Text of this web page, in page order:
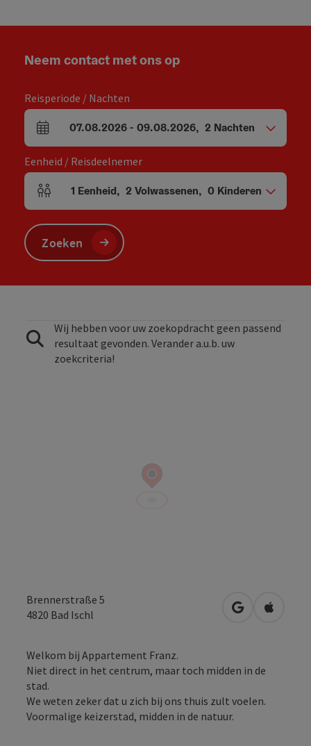
Brennerstraße 5
4820 Bad Ischl Openen in
Welkom bij Appartement Franz.
Niet direct in het centrum, maar toch midden in de
stad.
We weten zeker dat u zich bij ons thuis zult voelen.
Voormalige keizerstad, midden in de natuur.
Neem contact met ons op
Reisperiode / Nachten
Velden voor aankomst en vertrek
07.08.2026- 09.08.2026, 2 Nachten
Eenheid / Reisdeelnemer
Aantal eenheden en persoonsvelden
1 Eenheid, 2 Volwassenen, 0 Kinderen
Zoeken
Wij hebben voor uw zoekopdracht geen passend
resultaat gevonden. Verander a.u.b. uw
zoekcriteria!